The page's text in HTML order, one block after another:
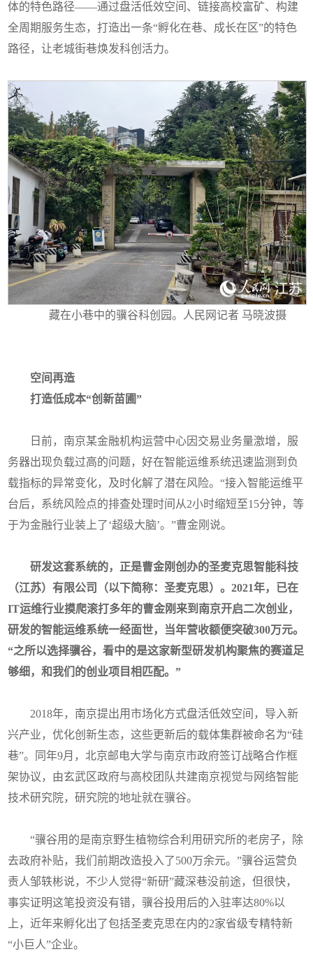
体的特色路径——通过盘活低效空间、链接高校富矿、构建
全周期服务生态，打造出一条“孵化在巷、成长在区”的特色
路径，让老城街巷焕发科创活力。
藏在小巷中的骥谷科创园。人民网记者 马晓波摄
空间再造
打造低成本“创新苗圃”
日前，南京某金融机构运营中心因交易业务量激增，服
务器出现负载过高的问题，好在智能运维系统迅速监测到负
载指标的异常变化，及时化解了潜在风险。“接入智能运维平
台后，系统风险点的排查处理时间从2小时缩短至15分钟，等
于为金融行业装上了‘超级大脑’。”曹金刚说。
研发这套系统的，正是曹金刚创办的圣麦克思智能科技
（江苏）有限公司（以下简称：圣麦克思）。2021年，已在
IT运维行业摸爬滚打多年的曹金刚来到南京开启二次创业，
研发的智能运维系统一经面世，当年营收额便突破300万元。
“之所以选择骥谷，看中的是这家新型研发机构聚焦的赛道足
够细，和我们的创业项目相匹配。”
2018年，南京提出用市场化方式盘活低效空间，导入新
兴产业，优化创新生态，这些更新后的载体集群被命名为“硅
巷”。同年9月，北京邮电大学与南京市政府签订战略合作框
架协议，由玄武区政府与高校团队共建南京视觉与网络智能
技术研究院，研究院的地址就在骥谷。
“骥谷用的是南京野生植物综合利用研究所的老房子，除
去政府补贴，我们前期改造投入了500万余元。”骥谷运营负
责人邹轶彬说，不少人觉得“新研”藏深巷没前途，但很快，
事实证明这笔投资没有错，骥谷投用后的入驻率达80%以
上，近年来孵化出了包括圣麦克思在内的2家省级专精特新
“小巨人”企业。